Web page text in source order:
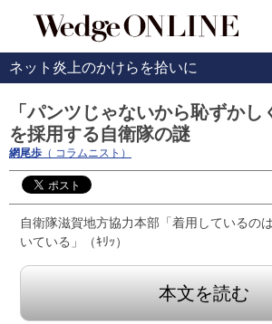
ネット炎上のかけらを拾いに
「パンツじゃないから恥ずかし
を採用する自衛隊の謎
網尾歩 （ コラムニスト）
自衛隊滋賀地方協力本部「着用しているの
いている」（ｷﾘｯ）
本文を読む